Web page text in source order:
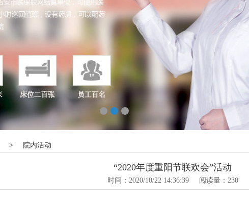
> 院内活动
“2020年度重阳节联欢会”活动
时间：2020/10/22 14:36:39 阅读量： 230